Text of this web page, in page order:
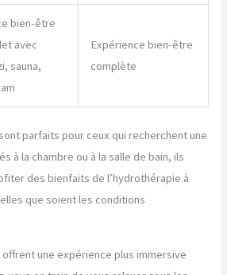
bien-être
avec
sauna,
Expérience bien-être
complète
parfaits pour ceux qui recherchent une
à la chambre ou à la salle de bain, ils
des bienfaits de l’hydrothérapie à
que soient les conditions
une expérience plus immersive